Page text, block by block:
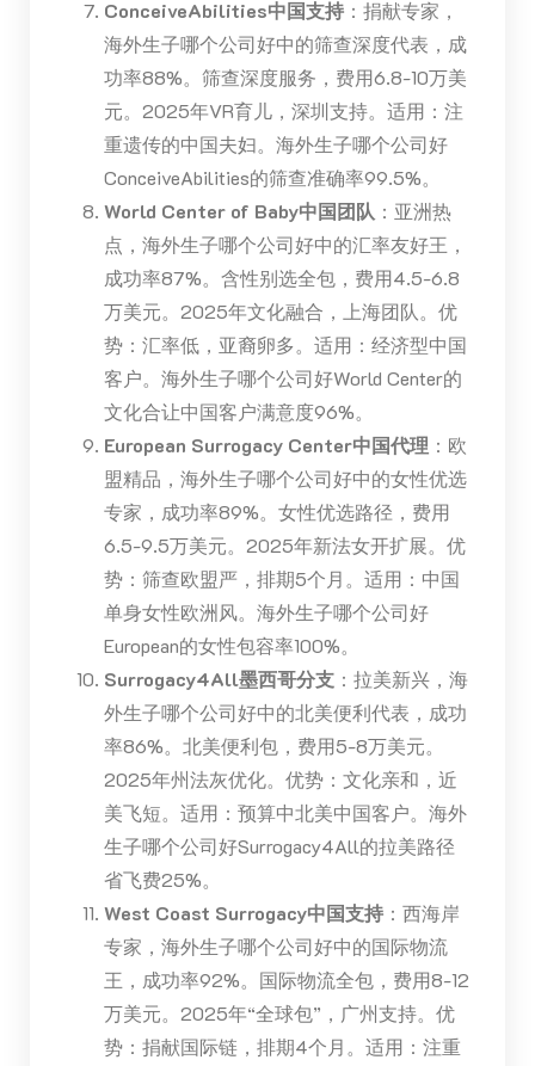
ConceiveAbilities中国支持：捐献专家，
海外生子哪个公司好中的筛查深度代表，成
功率88%。筛查深度服务，费用6.8-10万美
元。2025年VR育儿，深圳支持。适用：注
重遗传的中国夫妇。海外生子哪个公司好
ConceiveAbilities的筛查准确率99.5%。
World Center of Baby中国团队 ：亚洲热
点，海外生子哪个公司好中的汇率友好王，
成功率87%。含性别选全包，费用4.5-6.8
万美元。2025年文化融合，上海团队。优
势：汇率低，亚裔卵多。适用：经济型中国
客户。海外生子哪个公司好World Center的
文化合让中国客户满意度96%。
European Surrogacy Center中国代理 ：欧
盟精品，海外生子哪个公司好中的女性优选
专家，成功率89%。女性优选路径，费用
6.5-9.5万美元。2025年新法女开扩展。优
势：筛查欧盟严，排期5个月。适用：中国
单身女性欧洲风。海外生子哪个公司好
European的女性包容率100%。
Surrogacy4All墨西哥分支：拉美新兴，海
外生子哪个公司好中的北美便利代表，成功
率86%。北美便利包，费用5-8万美元。
2025年州法灰优化。优势：文化亲和，近
美飞短。适用：预算中北美中国客户。海外
生子哪个公司好Surrogacy4All的拉美路径
省飞费25%。
West Coast Surrogacy中国支持：西海岸
专家，海外生子哪个公司好中的国际物流
王，成功率92%。国际物流全包，费用8-12
万美元。2025年“全球包”，广州支持。优
势：捐献国际链，排期4个月。适用：注重